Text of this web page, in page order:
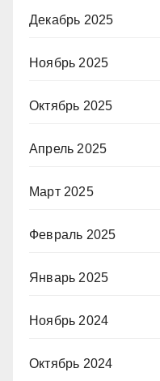
Декабрь 2025
Ноябрь 2025
Октябрь 2025
Апрель 2025
Март 2025
Февраль 2025
Январь 2025
Ноябрь 2024
Октябрь 2024